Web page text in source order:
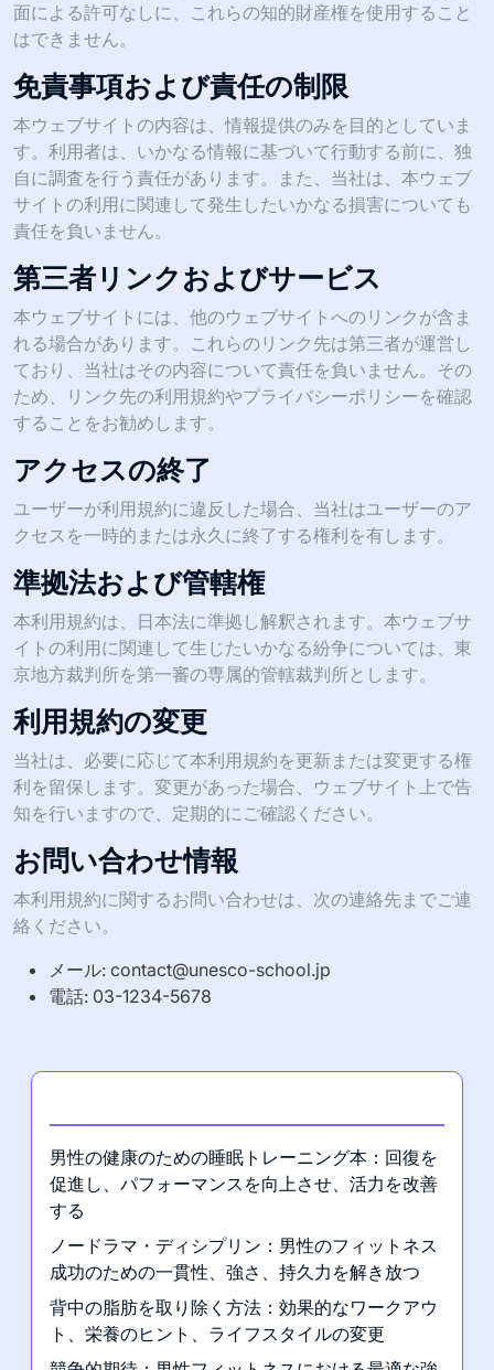
面による許可なしに、これらの知的財産権を使用すること
はできません。
免責事項および責任の制限
本ウェブサイトの内容は、情報提供のみを目的としていま
す。利用者は、いかなる情報に基づいて行動する前に、独
自に調査を行う責任があります。また、当社は、本ウェブ
サイトの利用に関連して発生したいかなる損害についても
責任を負いません。
第三者リンクおよびサービス
本ウェブサイトには、他のウェブサイトへのリンクが含ま
れる場合があります。これらのリンク先は第三者が運営し
ており、当社はその内容について責任を負いません。その
ため、リンク先の利用規約やプライバシーポリシーを確認
することをお勧めします。
アクセスの終了
ユーザーが利用規約に違反した場合、当社はユーザーのア
クセスを一時的または永久に終了する権利を有します。
準拠法および管轄権
本利用規約は、日本法に準拠し解釈されます。本ウェブサ
イトの利用に関連して生じたいかなる紛争については、東
京地方裁判所を第一審の専属的管轄裁判所とします。
利用規約の変更
当社は、必要に応じて本利用規約を更新または変更する権
利を留保します。変更があった場合、ウェブサイト上で告
知を行いますので、定期的にご確認ください。
お問い合わせ情報
本利用規約に関するお問い合わせは、次の連絡先までご連
絡ください。
メール: contact@unesco-school.jp
電話: 03-1234-5678
男性の健康のための睡眠トレーニング本：回復を
促進し、パフォーマンスを向上させ、活力を改善
する
ノードラマ・ディシプリン：男性のフィットネス
成功のための一貫性、強さ、持久力を解き放つ
背中の脂肪を取り除く方法：効果的なワークアウ
ト、栄養のヒント、ライフスタイルの変更